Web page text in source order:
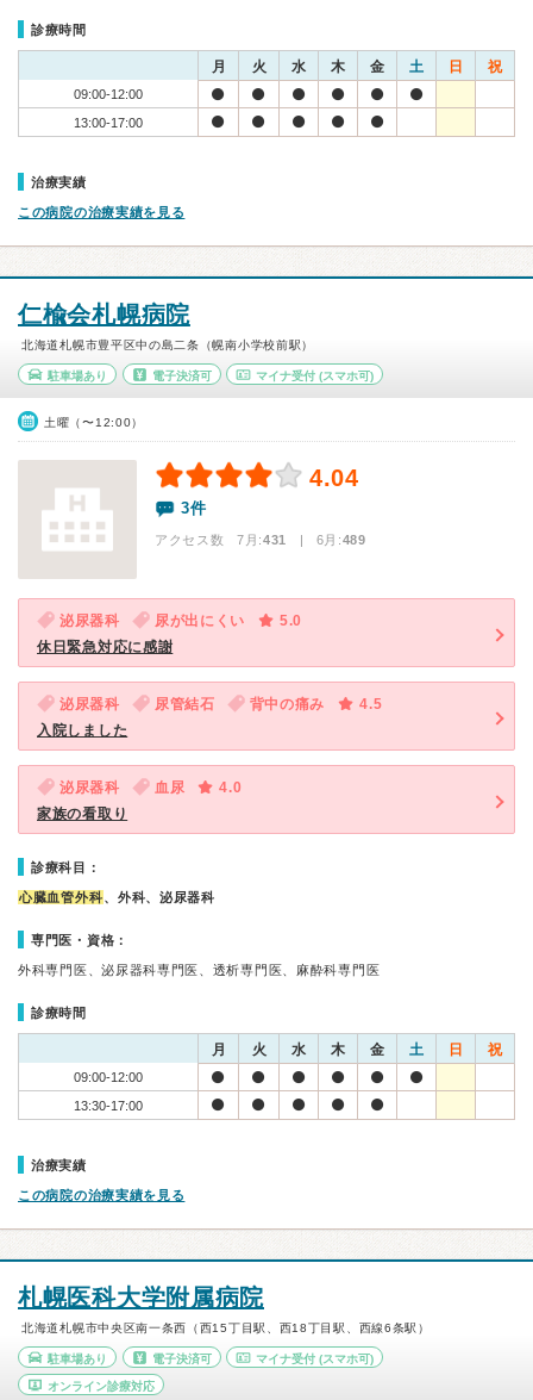
診療時間
月 火 水 木 金 土 日 祝
09:00-12:00
13:00-17:00
治療実績
この病院の治療実績を見る
仁楡会札幌病院
北海道札幌市豊平区中の島二条（幌南小学校前駅）
駐車場あり 電子決済可 マイナ受付 (スマホ可)
土曜（〜12:00）
4.04
3件
アクセス数 7月:431 | 6月:489
泌尿器科 尿が出にくい
5.0
休日緊急対応に感謝
泌尿器科 尿管結石 背中の痛み
4.5
入院しました
泌尿器科 血尿
4.0
家族の看取り
診療科目：
心臓血管外科、外科、泌尿器科
専門医・資格：
外科専門医、泌尿器科専門医、透析専門医、麻酔科専門医
診療時間
月 火 水 木 金 土 日 祝
09:00-12:00
13:30-17:00
治療実績
この病院の治療実績を見る
札幌医科大学附属病院
北海道札幌市中央区南一条西（西15丁目駅、西18丁目駅、西線6条駅）
駐車場あり 電子決済可 マイナ受付 (スマホ可)
オンライン診療対応